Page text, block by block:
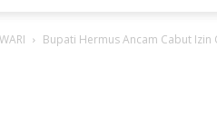
Bupati Hermus Ancam Cabut